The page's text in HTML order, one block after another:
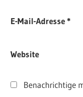
E-Mail-Adresse*
Website
Benachrichtige